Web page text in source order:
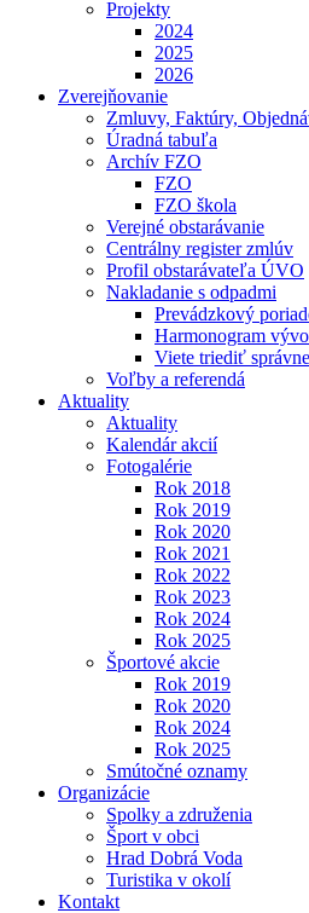
Projekty
2024
2025
2026
Zverejňovanie
Zmluvy, Faktúry,
Úradná tabuľa
Archív FZO
FZO
FZO škola
Verejné obstarávanie
Centrálny register zmlúv
Profil obstarávateľa ÚVO
Nakladanie s odpadmi
Prevádzkový
Harmonogram
Viete triediť
Voľby a referendá
Aktuality
Aktuality
Kalendár akcií
Fotogalérie
Rok 2018
Rok 2019
Rok 2020
Rok 2021
Rok 2022
Rok 2023
Rok 2024
Rok 2025
Športové akcie
Rok 2019
Rok 2020
Rok 2024
Rok 2025
Smútočné oznamy
Organizácie
Spolky a združenia
Šport v obci
Hrad Dobrá Voda
Turistika v okolí
Kontakt